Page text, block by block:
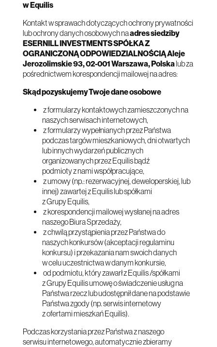
w Equilis
Kontakt w sprawach dotyczących ochrony prywatności
lub ochrony danych osobowych naadres siedziby
ESERNILL INVESTMENTS SPÓŁKA Z
OGRANICZONĄ ODPOWIEDZIALNOŚCIĄ Aleje
Jerozolimskie 93, 02-001 Warszawa, Polska lub za
pośrednictwem korespondencji mailowej na adres:
Skąd pozyskujemy Twoje dane osobowe
z formularzy kontaktowych zamieszczonych na
naszych serwisach internetowych,
z formularzy wypełnianych przez Państwa
podczas targów mieszkaniowych, dni otwartych
lub innych wydarzeń publicznych
organizowanych przez Equilis bądź
podmioty z nami współpracujące,
z umowy (np.: rezerwacyjnej, deweloperskiej, lub
innej) zawartej z Equilis lub spółkami
z Grupy Equilis,
z korespondencji mailowej wysłanej na adres
naszego Biura Sprzedaży,
z chwilą przystąpienia przez Państwa do
naszych konkursów (akceptacji regulaminu
konkursu) i przekazania nam swoich danych
w celu uczestnictwa w danym konkursie,
od podmiotu, który zawarł z Equilis /spółkami
z Grupy Equilis umowę o świadczenie usług na
Państwa rzecz lub udostępnił dane na podstawie
Państwa zgody (np. serwis internetowy
z ofertami mieszkań Equilis).
Podczas korzystania przez Państwa z naszego
serwisu internetowego, automatycznie zbieramy